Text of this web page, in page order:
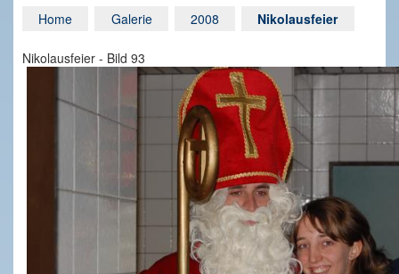
Home Galerie 2008 Nikolausfeier
Nikolausfeier - Bild 93